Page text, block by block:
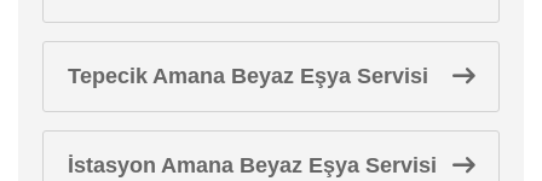
Tepecik Amana Beyaz Eşya Servisi
İstasyon Amana Beyaz Eşya Servisi